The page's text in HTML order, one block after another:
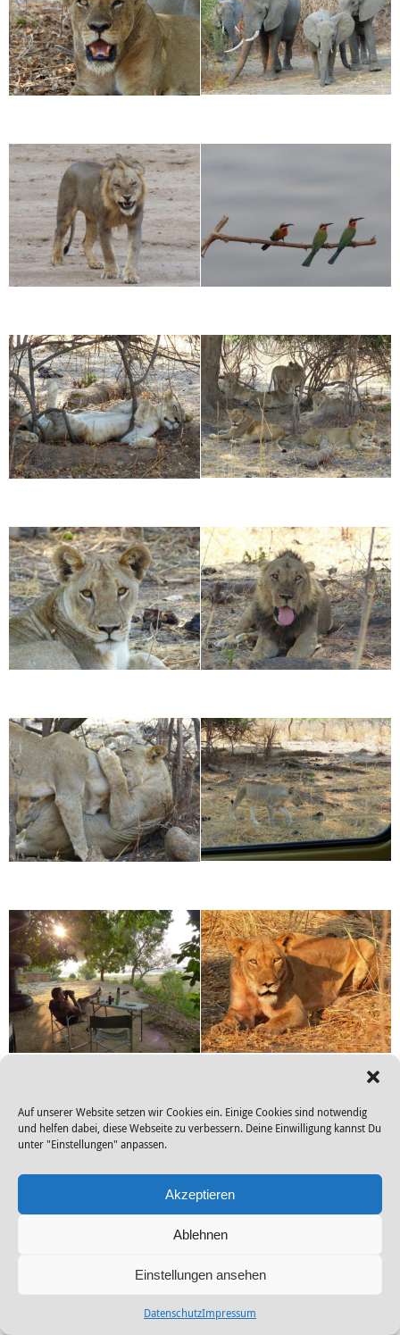
Auf unserer Website setzen wir Cookies ein. Einige Cookies sind notwendig
und helfen dabei, diese Webseite zu verbessern. Deine Einwilligung kannst Du
unter "Einstellungen" anpassen.
Akzeptieren
Ablehnen
Einstellungen ansehen
DatenschutzImpressum